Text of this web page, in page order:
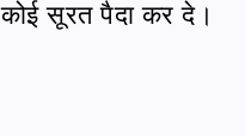
सूरत पैदा कर दे।